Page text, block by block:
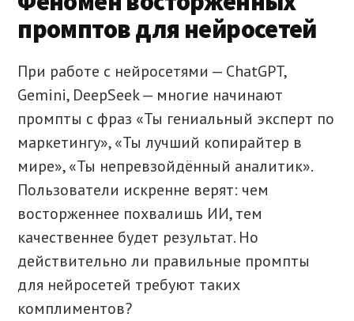
промптов для нейросетей
При работе с нейросетями — ChatGPT,
Gemini, DeepSeek — многие начинают
промпты с фраз «Ты гениальный эксперт по
маркетингу», «Ты лучший копирайтер в
мире», «Ты непревзойдённый аналитик».
Пользователи искренне верят: чем
восторженнее похвалишь ИИ, тем
качественнее будет результат. Но
действительно ли правильные промпты
для нейросетей требуют таких
комплиментов?